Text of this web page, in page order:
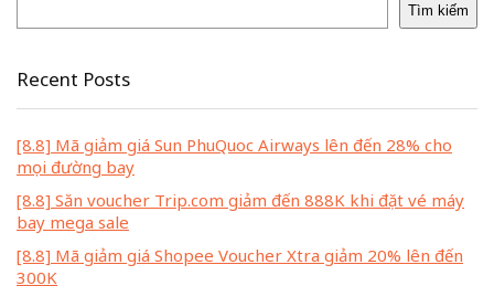
Tìm kiếm
Recent Posts
[8.8] Mã giảm giá Sun PhuQuoc Airways lên đến 28% cho
mọi đường bay
[8.8] Săn voucher Trip.com giảm đến 888K khi đặt vé máy
bay mega sale
[8.8] Mã giảm giá Shopee Voucher Xtra giảm 20% lên đến
300K